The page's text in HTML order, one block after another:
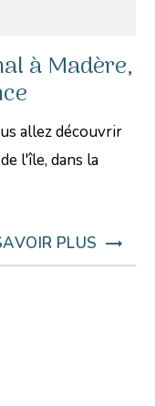
à Madère,
allez découvrir
l'île, dans la
PLUS